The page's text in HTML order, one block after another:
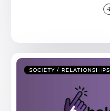
SOCIETY / RELATIONSHIPS